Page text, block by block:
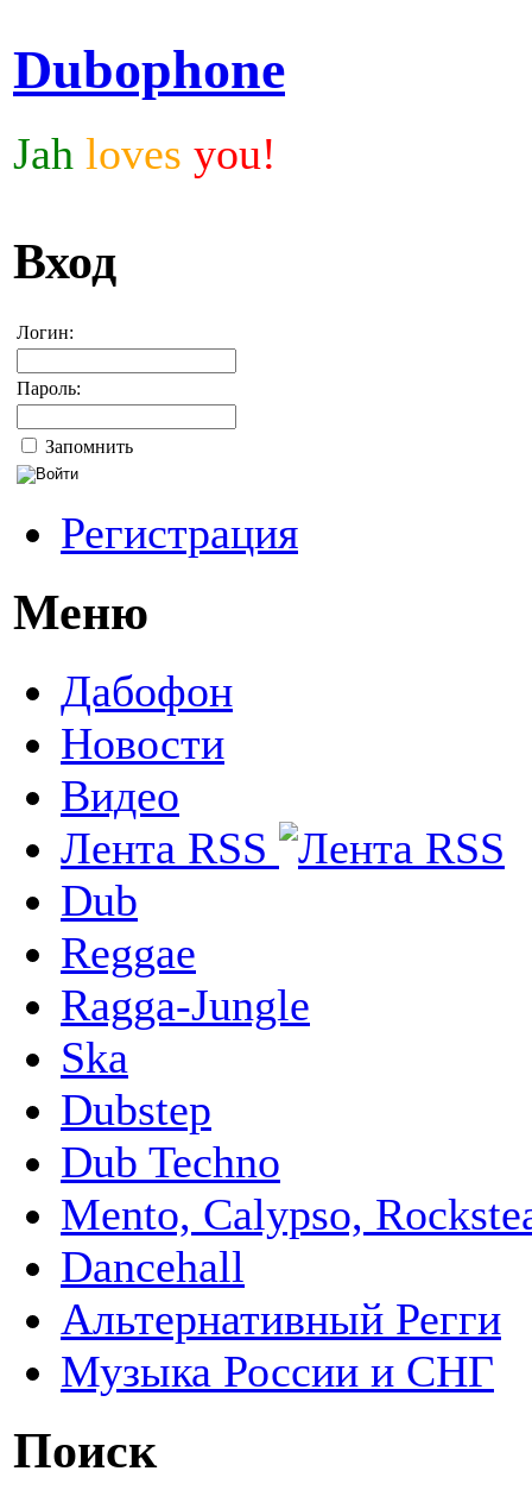
Dubophone
Jah loves you!
Вход
Логин:
Пароль:
Запомнить
Регистрация
Меню
Дабофон
Новости
Видео
Лента RSS
Dub
Reggae
Ragga-Jungle
Ska
Dubstep
Dub Techno
Mento, Calypso,
Dancehall
Альтернативный Регги
Музыка России и СНГ
Поиск